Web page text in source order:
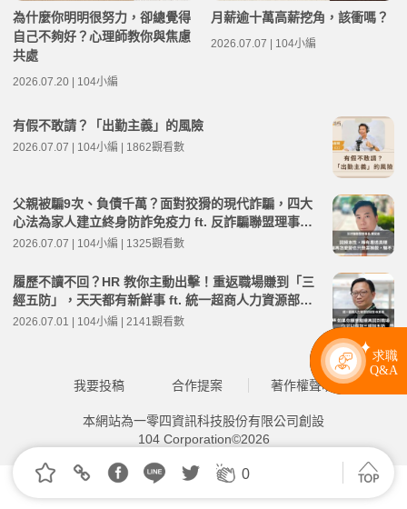
0
為什麼你明明很努力，卻總覺得
自己不夠好？心理師教你與焦慮
共處
2026.07.20 | 104小編
月薪逾十萬高薪挖角，該衝嗎？
2026.07.07 | 104小編
有假不敢請？「出勤主義」的風險
2026.07.07 | 104小編 | 1862觀看數
父親被騙9次、負債千萬？面對狡猾的現代詐騙，四大
心法為家人建立終身防詐免疫力 ft. 反詐騙聯盟理事長
陳安迪 | 高年級不打烊 x 用 AI 點亮第二人生 EP280
2026.07.07 | 104小編 | 1325觀看數
履歷不讀不回？HR 教你主動出擊！重返職場賺到「三
經五防」，天天都有新鮮事 ft. 統一超商人力資源部經
理 林宸碩 | 高年級不打烊 x 用 AI 點亮第二人生 EP279
2026.07.01 | 104小編 | 2141觀看數
我要投稿 合作提案 著作權聲明
本網站為一零四資訊科技股份有限公司創設
104 Corporation©2026